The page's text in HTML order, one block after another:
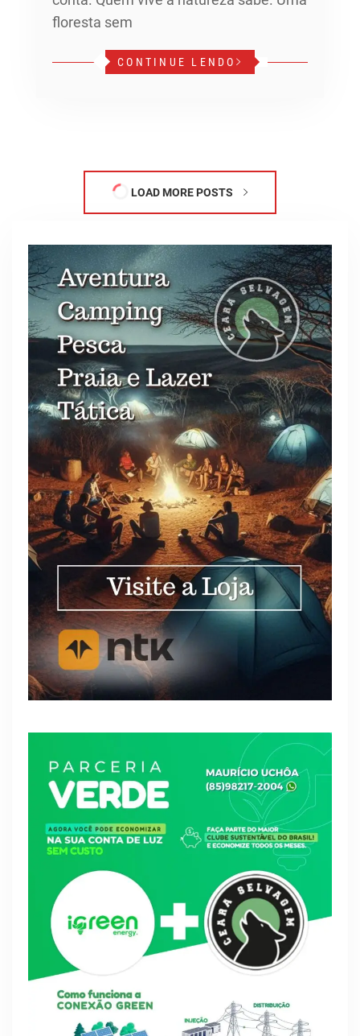
floresta sem
CONTINUE LENDO
LOAD MORE POSTS